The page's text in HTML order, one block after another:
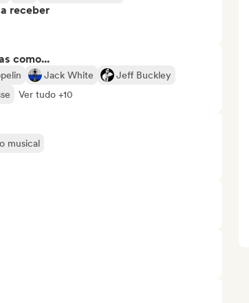
receber
como...
Jack White
Jeff Buckley
Ver tudo +10
musical